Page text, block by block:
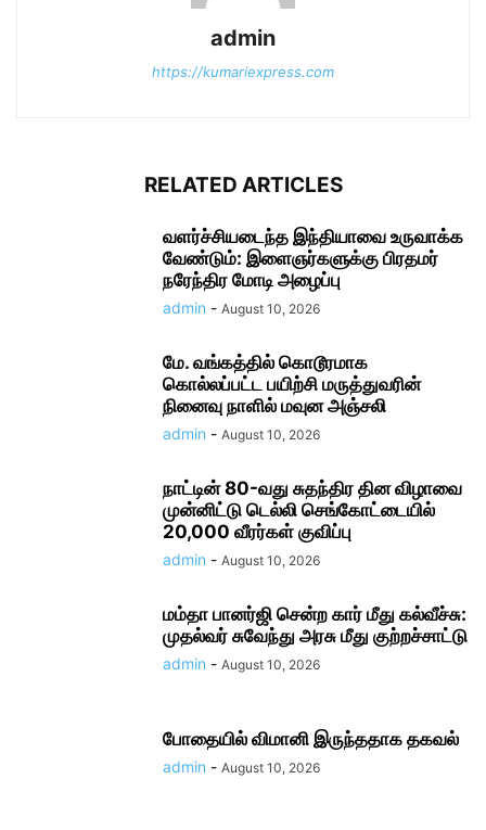
admin
https://kumariexpress.com
RELATED ARTICLES
வளர்ச்சியடைந்த இந்தியாவை உருவாக்க
வேண்டும்: இளைஞர்களுக்கு பிரதமர்
நரேந்திர மோடி அழைப்பு
admin - August 10, 2026
மே. வங்கத்தில் கொடூரமாக
கொல்லப்பட்ட பயிற்சி மருத்துவரின்
நினைவு நாளில் மவுன அஞ்சலி
admin - August 10, 2026
நாட்டின் 80-வது சுதந்திர தின விழாவை
முன்னிட்டு டெல்லி செங்கோட்டையில்
20,000 வீரர்கள் குவிப்பு
admin - August 10, 2026
மம்தா பானர்ஜி சென்ற கார் மீது கல்வீச்சு:
முதல்வர் சுவேந்து அரசு மீது குற்றச்சாட்டு
admin - August 10, 2026
போதையில் விமானி இருந்ததாக தகவல்
admin - August 10, 2026